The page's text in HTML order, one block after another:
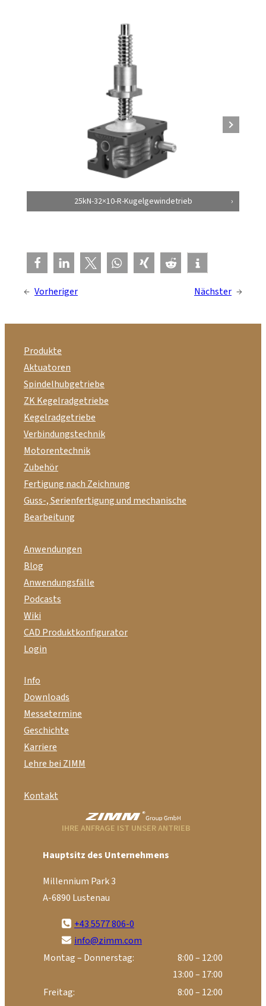
25kN-32×10-R-Kugelgewindetrieb
← Vorheriger Nächster →
Produkte
Aktuatoren
Spindelhubgetriebe
ZK Kegelradgetriebe
Kegelradgetriebe
Verbindungstechnik
Motorentechnik
Zubehör
Fertigung nach Zeichnung
Guss-, Serienfertigung und mechanische
Bearbeitung
Anwendungen
Blog
Anwendungsfälle
Podcasts
Wiki
CAD Produktkonfigurator
Login
Info
Downloads
Messetermine
Geschichte
Karriere
Lehre bei ZIMM
Kontakt
IHRE ANFRAGE IST UNSER ANTRIEB
Hauptsitz des Unternehmens
Millennium Park 3
A-6890 Lustenau
+43 5577 806-0
info@zimm.com
Montag – Donnerstag:
8:00 – 12:00
13:00 – 17:00
Freitag:
8:00 – 12:00